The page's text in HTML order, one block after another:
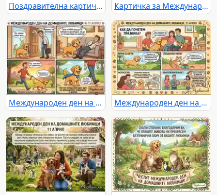
Поздравителна картичка за любимци Картичка за Международен ден на домашните любимци
Международен ден на домашните любимци: Кучето е супергерой, който развеселява своя уморен стопанин. Международен ден на домашните любимци: Идеи за празнуване на 11 април – игра, лакомства, снимки и благотворителност.